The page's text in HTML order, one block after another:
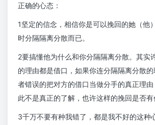
正确的心态：
1坚定的信念，相信你是可以挽回的她（他
时分隔隔离分散而已。
2要搞懂他为什么和你分隔隔离分散。其实
的理由都是借口，如果你连分隔隔离分散
者错误的把对方的借口当做分手的真正理
此不是真正的了解，也许这样的挽回是否有
3千万不要有种我错了，都是我不好的这种